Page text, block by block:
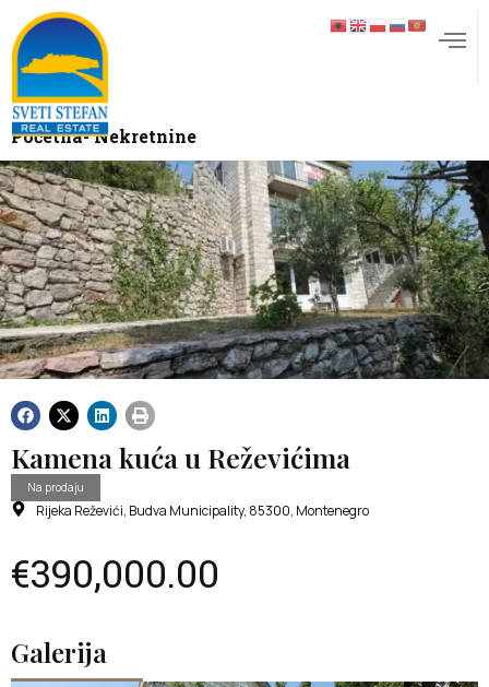
Početna- Nekretnine
Kamena kuća u Reževićima
Na prodaju
Rijeka Reževići, Budva Municipality, 85300, Montenegro
€390,000.00
Galerija